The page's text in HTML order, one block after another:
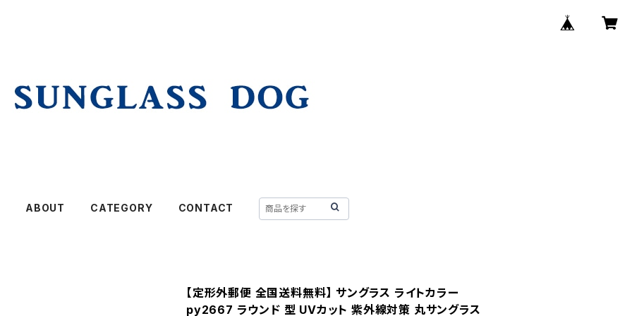
ABOUT CATEGORY CONTACT
【定形外郵便 全国送料無料】 サングラス ライトカラー
py2667 ラウンド 型 UVカット 紫外線対策 丸サングラス